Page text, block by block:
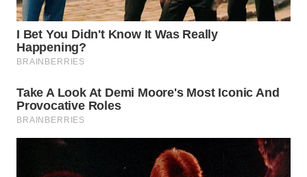
TANGERANG
BINJAI
CIREBON